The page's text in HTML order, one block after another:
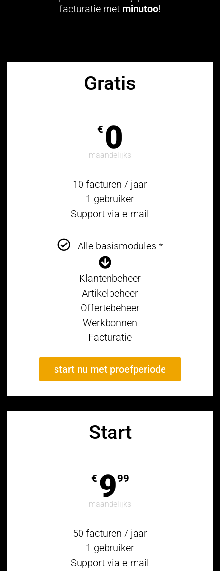
facturatie met minutoo!
Gratis
€ 0
maandelijks
10 facturen / jaar
1 gebruiker
Support via e-mail
Alle basismodules *
Klantenbeheer
Artikelbeheer
Offertebeheer
Werkbonnen
Facturatie
start nu met proefperiode
Start
€ 999
maandelijks
50 facturen / jaar
1 gebruiker
Support via e-mail